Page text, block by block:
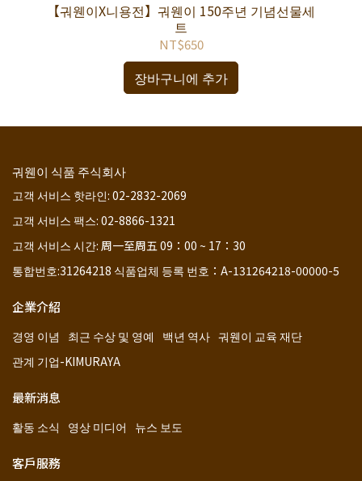
【궈웬이X니용전】궈웬이 150주년 기념선물세
트
NT$650
장바구니에 추가
궈웬이 식품 주식회사
고객 서비스 핫라인: 02-2832-2069
고객 서비스 팩스: 02-8866-1321
고객 서비스 시간: 周一至周五 09：00 ~ 17：30
통합번호:31264218 식품업체 등록 번호：A-131264218-00000-5
企業介紹
경영 이념 최근 수상 및 영예 백년 역사 궈웬이 교육 재단
관계 기업-KIMURAYA
最新消息
활동 소식 영상 미디어 뉴스 보도
客戶服務